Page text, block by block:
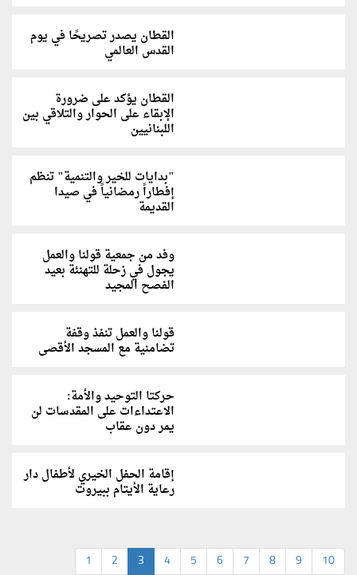
القطان يصدر تصريحًا في يوم
القدس العالمي
القطان يؤكد على ضرورة
الإبقاء على الحوار والتلاقي بين
اللبنانيين
"بدايات للخير والتنمية" تنظم
إفطاراً رمضانياً في صيدا
القديمة
وفد من جمعية قولنا والعمل
يجول في زحلة للتهنئة بعيد
الفصح المجيد
قولنا والعمل تنفذ وقفة
تضامنية مع المسجد الأقصى
حركتا التوحيد والأمة:
الاعتداءات على المقدسات لن
يمر دون عقاب
إقامة الحفل الخيري لأطفال دار
رعاية الأيتام ببيروت
1 2 3 4 5 6 7 8 9 10